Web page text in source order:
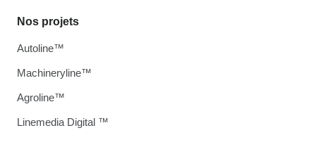
Nos projets
Autoline™
Machineryline™
Agroline™
Linemedia Digital ™